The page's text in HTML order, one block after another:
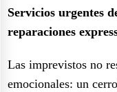
Servicios urgentes
reparaciones
Las imprevistos no
emocionales: un